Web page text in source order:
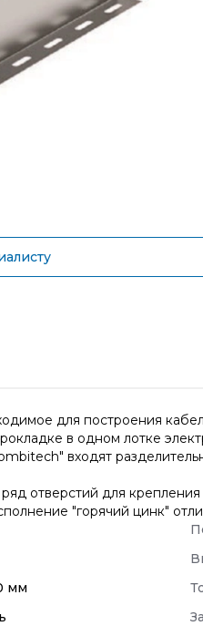
для построения
в одном лотке
входят
отверстий для
"горячий цинк"
мм